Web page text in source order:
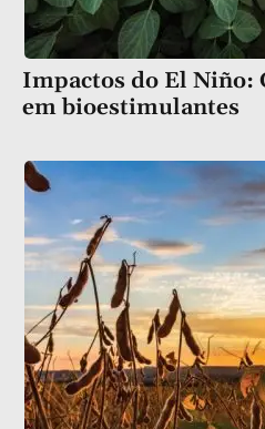
Impactos do El Niño:
em bioestimulantes